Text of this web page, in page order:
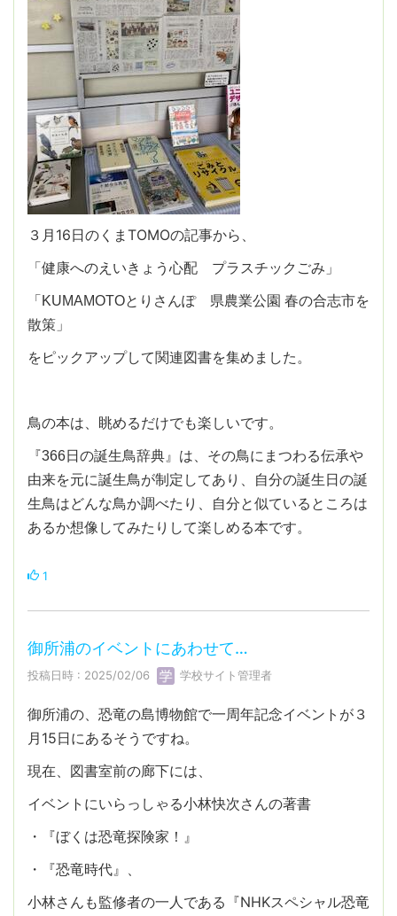
３月16日のくまTOMOの記事から、
「健康へのえいきょう心配 プラスチックごみ」
「KUMAMOTOとりさんぽ 県農業公園 春の合志市を
散策」
をピックアップして関連図書を集めました。
鳥の本は、眺めるだけでも楽しいです。
『366日の誕生鳥辞典』は、その鳥にまつわる伝承や
由来を元に誕生鳥が制定してあり、自分の誕生日の誕
生鳥はどんな鳥か調べたり、自分と似ているところは
あるか想像してみたりして楽しめる本です。
1
御所浦のイベントにあわせて…
投稿日時 : 2025/02/06 学校サイト管理者
御所浦の、恐竜の島博物館で一周年記念イベントが３
月15日にあるそうですね。
現在、図書室前の廊下には、
イベントにいらっしゃる小林快次さんの著書
・『ぼくは恐竜探険家！』
・『恐竜時代』、
小林さんも監修者の一人である『NHKスペシャル恐竜